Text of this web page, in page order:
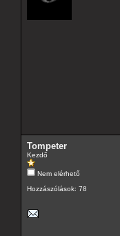
Tompeter
Kezdő
Nem elérhető
Hozzászólások: 78